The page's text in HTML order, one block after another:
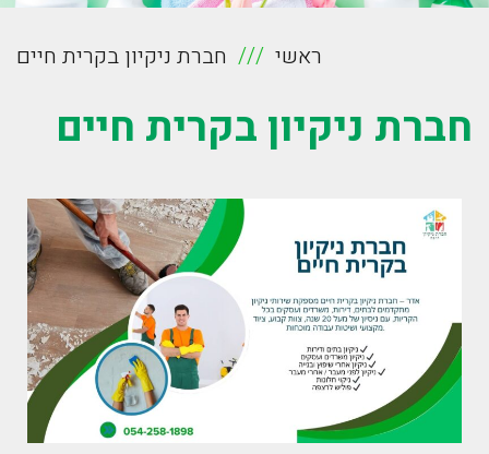
ראשי חברת ניקיון בקרית חיים
חברת ניקיון בקרית חיים